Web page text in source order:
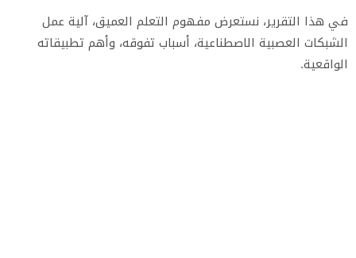
في هذا التقرير، نستعرض مفهوم التعلم العميق، آلية عمل
الشبكات العصبية الاصطناعية، أسباب تفوقه، وأهم تطبيقاته
الواقعية.